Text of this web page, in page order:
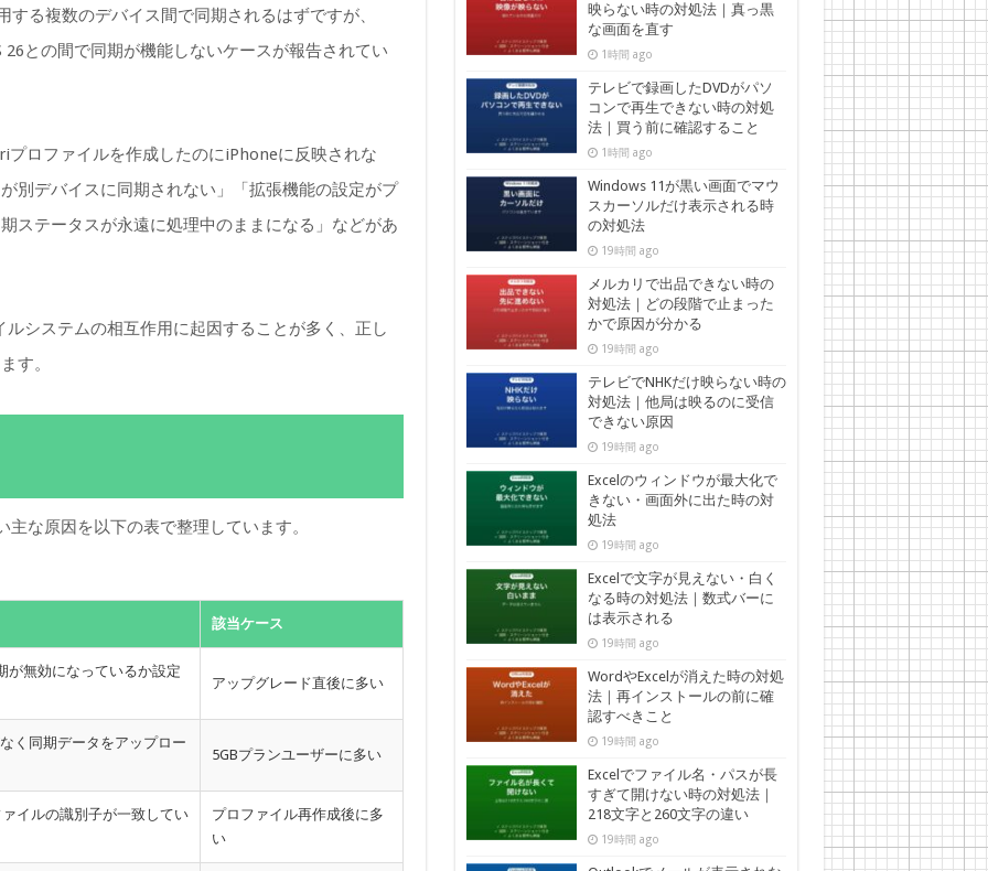
る複数のデバイス間で同期されるはずですが、
との間で同期が機能しないケースが報告されてい
ロファイルを作成したのにiPhoneに反映されな
別デバイスに同期されない」「拡張機能の設定がプ
ステータスが永遠に処理中のままになる」などがあ
システムの相互作用に起因することが多く、正し
す。
な原因を以下の表で整理しています。
該当ケース
が無効になっているか設定
アップグレード直後に多い
く同期データをアップロー
5GBプランユーザーに多い
イルの識別子が一致してい
プロファイル再作成後に多
い
映らない時の対処法｜真っ黒
な画面を直す
1時間 ago
テレビで録画したDVDがパソ
コンで再生できない時の対処
法｜買う前に確認すること
1時間 ago
Windows 11が黒い画面でマウ
スカーソルだけ表示される時
の対処法
19時間 ago
メルカリで出品できない時の
対処法｜どの段階で止まった
かで原因が分かる
19時間 ago
テレビでNHKだけ映らない時の
対処法｜他局は映るのに受信
できない原因
19時間 ago
Excelのウィンドウが最大化で
きない・画面外に出た時の対
処法
19時間 ago
Excelで文字が見えない・白く
なる時の対処法｜数式バーに
は表示される
19時間 ago
WordやExcelが消えた時の対処
法｜再インストールの前に確
認すべきこと
19時間 ago
Excelでファイル名・パスが長
すぎて開けない時の対処法｜
218文字と260文字の違い
19時間 ago